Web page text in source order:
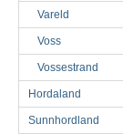
Vareld
Voss
Vossestrand
Hordaland
Sunnhordland